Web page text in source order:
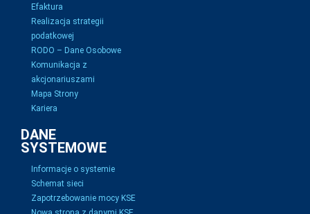
Efaktura
Realizacja strategii
podatkowej
RODO – Dane Osobowe
Komunikacja z
akcjonariuszami
Mapa Strony
Kariera
DANE
SYSTEMOWE
Informacje o systemie
Schemat sieci
Zapotrzebowanie mocy KSE